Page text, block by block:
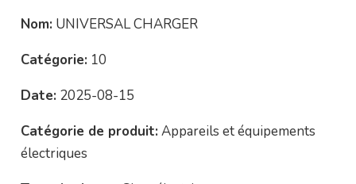
Nom: UNIVERSAL CHARGER
Catégorie: 10
Date: 2025-08-15
Catégorie de produit: Appareils et équipements
électriques